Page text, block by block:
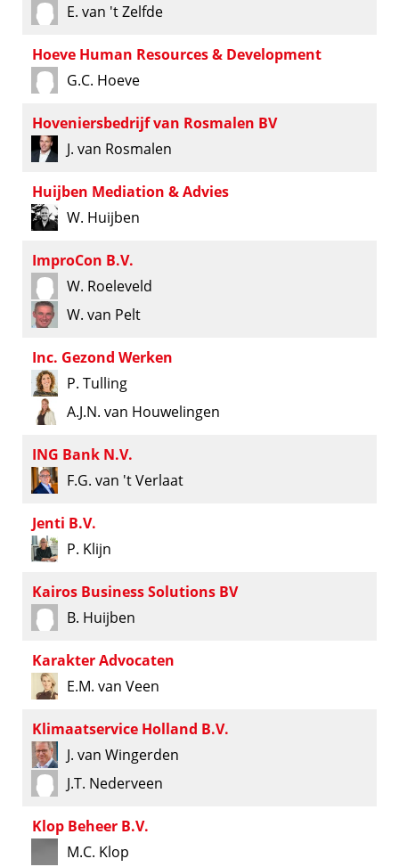
E. van 't Zelfde
Hoeve Human Resources & Development
G.C. Hoeve
Hoveniersbedrijf van Rosmalen BV
J. van Rosmalen
Huijben Mediation & Advies
W. Huijben
ImproCon B.V.
W. Roeleveld
W. van Pelt
Inc. Gezond Werken
P. Tulling
A.J.N. van Houwelingen
ING Bank N.V.
F.G. van 't Verlaat
Jenti B.V.
P. Klijn
Kairos Business Solutions BV
B. Huijben
Karakter Advocaten
E.M. van Veen
Klimaatservice Holland B.V.
J. van Wingerden
J.T. Nederveen
Klop Beheer B.V.
M.C. Klop